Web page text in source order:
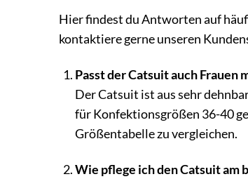
Hier findest du Antworten auf
kontaktiere gerne unseren
Passt der Catsuit auch Frauen
Der Catsuit ist aus sehr
für Konfektionsgrößen 36-40
Größentabelle zu vergleichen.
Wie pflege ich den Catsuit am